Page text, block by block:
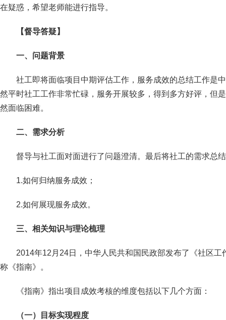
在疑惑，希望老师能进行指导。
【督导答疑】
一、问题背景
社工即将面临项目中期评估工作，服务成效的总结工作是
然平时社工工作非常忙碌，服务开展较多，得到多方好评，但
然面临困难。
二、需求分析
督导与社工面对面进行了问题澄清。最后将社工的需求总
1.如何归纳服务成效；
2.如何展现服务成效。
三、相关知识与理论梳理
2014年12月24日，中华人民共和国民政部发布了《社区
称《指南》。
《指南》指出项目成效考核的维度包括以下几个方面：
（一）目标实现程度